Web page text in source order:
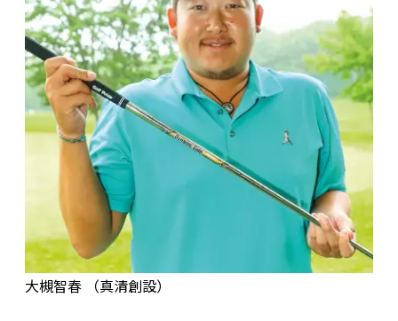
大槻智春 （真清創設）